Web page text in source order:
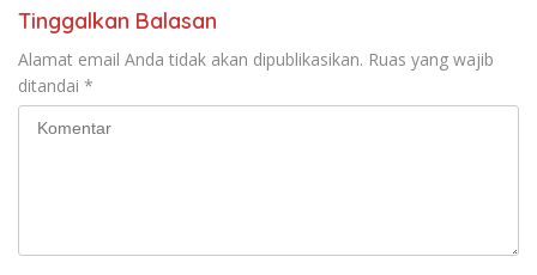
Tinggalkan Balasan
Alamat email Anda tidak akan dipublikasikan. Ruas yang wajib
ditandai *